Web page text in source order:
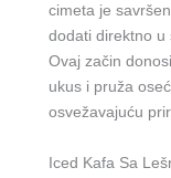
cimeta je
dodati direktno u
Ovaj začin
ukus i pruža
osvežavajuću
Iced Kafa Sa